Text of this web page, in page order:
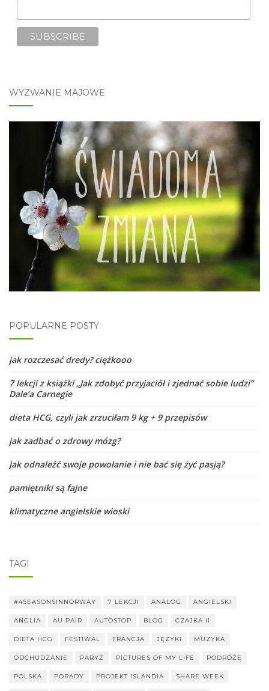
WYZWANIE MAJOWE
POPULARNE POSTY
jak rozczesać dredy? ciężkooo
7 lekcji z książki „Jak zdobyć przyjaciół i zjednać sobie ludzi”
Dale’a Carnegie
dieta HCG, czyli jak zrzuciłam 9 kg + 9 przepisów
jak zadbać o zdrowy mózg?
Jak odnaleźć swoje powołanie i nie bać się żyć pasją?
pamiętniki są fajne
klimatyczne angielskie wioski
TAGI
#4SEASONSINNORWAY 7 LEKCJI ANALOG ANGIELSKI
ANGLIA AU PAIR AUTOSTOP BLOG CZAJKA II
DIETA HCG FESTIWAL FRANCJA JĘZYKI MUZYKA
ODCHUDZANIE PARYŻ PICTURES OF MY LIFE PODRÓŻE
POLSKA PORADY PROJEKT ISLANDIA SHARE WEEK